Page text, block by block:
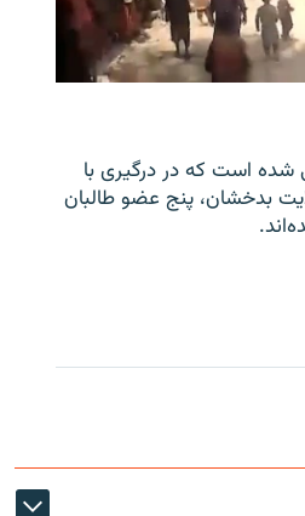
شده است که در درگیری با
بدخشان، پنج عضو طالبان